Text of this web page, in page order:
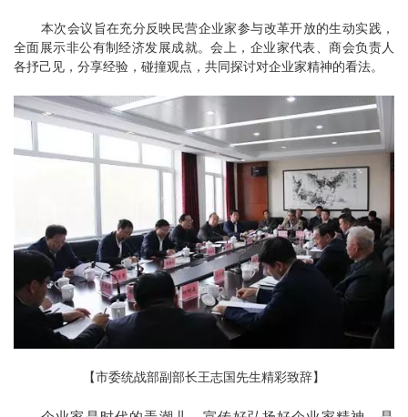
本次会议旨在充分反映民营企业家参与改革开放的生动实践，
全面展示非公有制经济发展成就。会上，企业家代表、商会负责人
各抒己见，分享经验，碰撞观点，共同探讨对企业家精神的看法。
【市委统战部副部长王志国先生精彩致辞】